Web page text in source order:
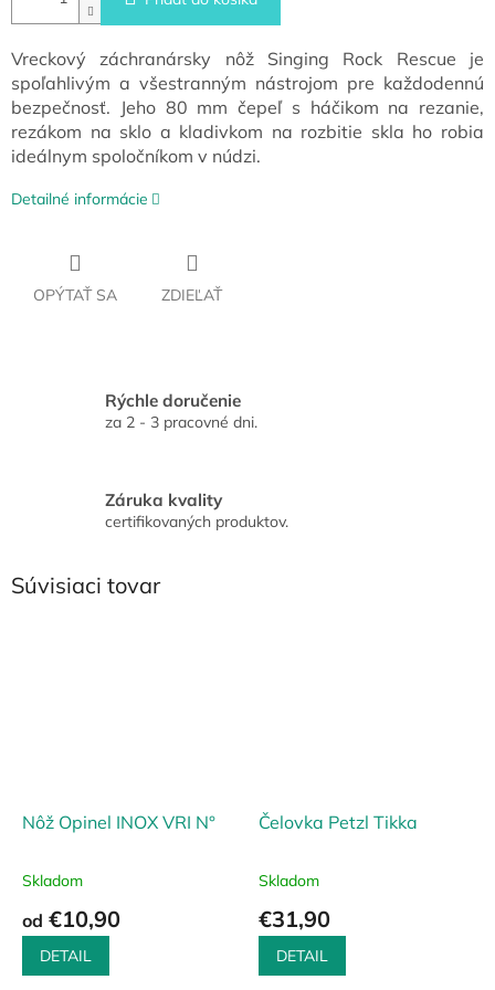
Vreckový záchranársky nôž Singing Rock Rescue je
spoľahlivým a všestranným nástrojom pre každodennú
bezpečnosť. Jeho 80 mm čepeľ s háčikom na rezanie,
rezákom na sklo a kladivkom na rozbitie skla ho robia
ideálnym spoločníkom v núdzi.
Detailné informácie
OPÝTAŤ SA ZDIEĽAŤ
Rýchle doručenie
za 2 - 3 pracovné dni.
Záruka kvality
certifikovaných produktov.
Súvisiaci tovar
Nôž Opinel INOX VRI N°
Skladom
od €10,90
DETAIL
Čelovka Petzl Tikka
Skladom
€31,90
DETAIL